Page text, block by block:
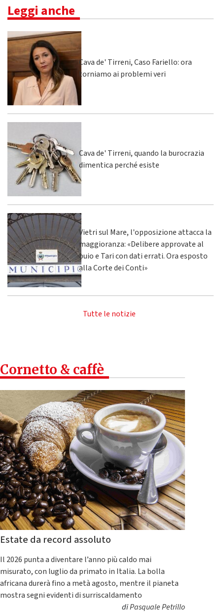
Leggi anche
Cava de' Tirreni, Caso Fariello: ora
torniamo ai problemi veri
Cava de' Tirreni, quando la burocrazia
dimentica perché esiste
Vietri sul Mare, l'opposizione attacca la
maggioranza: «Delibere approvate al
buio e Tari con dati errati. Ora esposto
alla Corte dei Conti»
Tutte le notizie
Cornetto & caffè
Estate da record assoluto
Il 2026 punta a diventare l’anno più caldo mai
misurato, con luglio da primato in Italia. La bolla
africana durerà fino a metà agosto, mentre il pianeta
mostra segni evidenti di surriscaldamento
diPasquale Petrillo